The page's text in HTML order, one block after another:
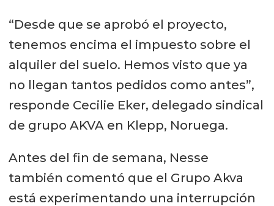
“Desde que se aprobó el proyecto,
tenemos encima el impuesto sobre el
alquiler del suelo. Hemos visto que ya
no llegan tantos pedidos como antes”,
responde Cecilie Eker, delegado sindical
de grupo AKVA en Klepp, Noruega.
Antes del fin de semana, Nesse
también comentó que el Grupo Akva
está experimentando una interrupción